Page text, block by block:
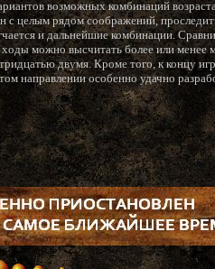
возможных комбинаций
с целым рядом соображений,
и дальнейшие комбинации.
можно высчитать более или менее
двумя. Кроме того, к концу
направлении особенно удачно